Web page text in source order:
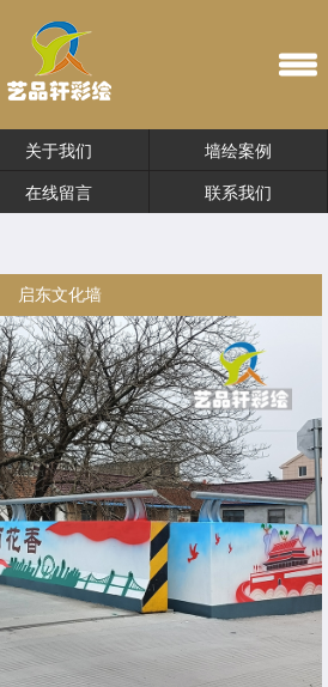
关于我们
墙绘案例
在线留言 联系我们
启东文化墙